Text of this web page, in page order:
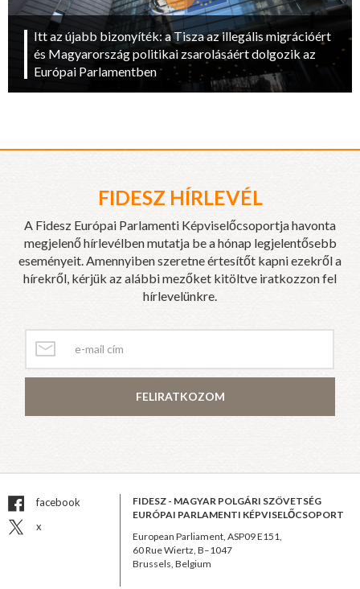
Itt az újabb bizonyíték: a Tisza az illegális migrációért
és Magyarország politikai zsarolásáért dolgozik az
Európai Parlamentben
FIDESZ HÍRLEVÉL
A Fidesz Európai Parlamenti Képviselőcsoportja havonta
megjelenő hírlevélben mutatja be a hónap legjelentősebb
eseményeit. Amennyiben szeretne értesítőt kapni ezekről a
hírekről, kérjük az alábbi mezőket kitöltve iratkozzon fel
hírlevelünkre.
FELIRATKOZOM
facebook
x
FIDESZ - MAGYAR POLGÁRI SZÖVETSÉG
EURÓPAI PARLAMENTI KÉPVISELŐCSOPORT
European Parliament, ASP09 E151,
60 Rue Wiertz, B–1047
Brussels, Belgium